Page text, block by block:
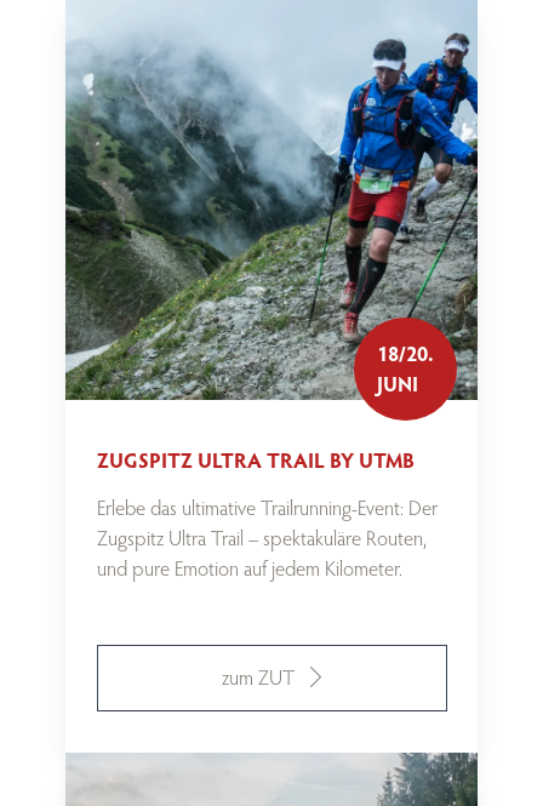
18/20.
JUNI
ZUGSPITZ ULTRA TRAIL BY UTMB
Erlebe das ultimative Trailrunning-Event: Der
Zugspitz Ultra Trail – spektakuläre Routen,
und pure Emotion auf jedem Kilometer.
zum ZUT